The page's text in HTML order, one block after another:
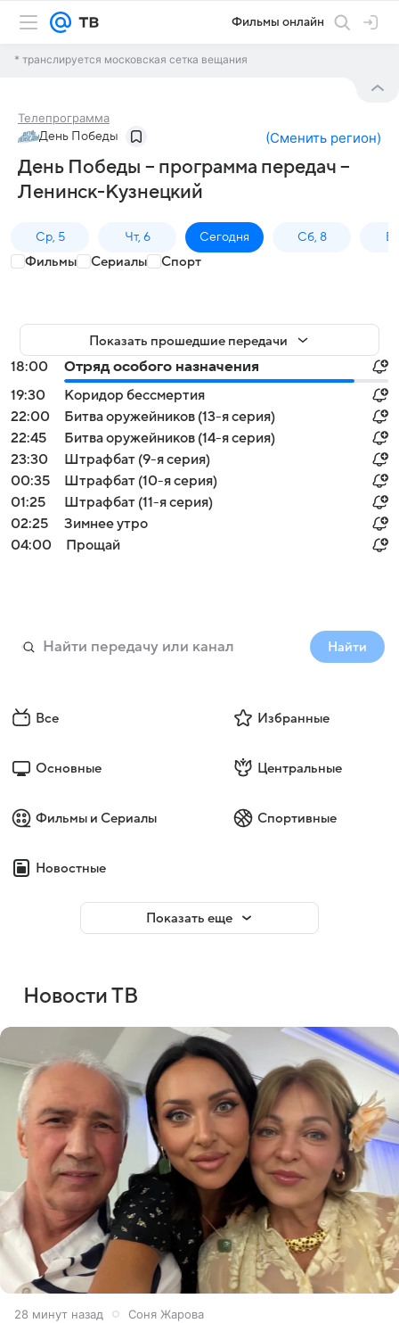
Фильмы онлайн
* транслируется московская сетка вещания
Телепрограмма
День Победы (Сменить регион)
День Победы – программа передач –
Ленинск-Кузнецкий
Ср, 5 Чт, 6 Сегодня Сб, 8
Фильмы Сериалы Спорт
Показать прошедшие передачи
18:00
Отряд особого назначения
19:30
Коридор бессмертия
22:00
Битва оружейников (13-я серия)
22:45
Битва оружейников (14-я серия)
23:30
Штрафбат (9-я серия)
00:35
Штрафбат (10-я серия)
01:25
Штрафбат (11-я серия)
02:25
Зимнее утро
04:00
Прощай
Найти
Все Избранные
Основные Центральные
Фильмы и Сериалы Спортивные
Новостные
Показать еще
Новости ТВ
28 минут назад Соня Жарова